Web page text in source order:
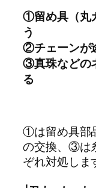
①留め具（丸
う
②チェーンが
③真珠などの
る
①は留め具部
の交換、③は
ぞれ対処しま